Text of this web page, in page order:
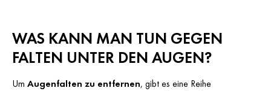
WAS KANN MAN TUN GEGEN
FALTEN UNTER DEN AUGEN?
Um Augenfalten zu entfernen, gibt es eine Reihe